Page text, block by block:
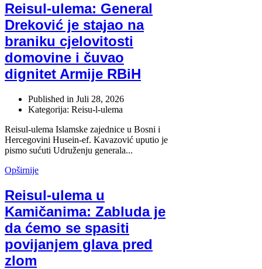
Reisul-ulema: General
Dreković je stajao na
braniku cjelovitosti
domovine i čuvao
dignitet Armije RBiH
Published in Juli 28, 2026
Kategorija: Reisu-l-ulema
Reisul-ulema Islamske zajednice u Bosni i
Hercegovini Husein-ef. Kavazović uputio je
pismo sućuti Udruženju generala...
Opširnije
Reisul-ulema u
Kamičanima: Zabluda je
da ćemo se spasiti
povijanjem glava pred
zlom